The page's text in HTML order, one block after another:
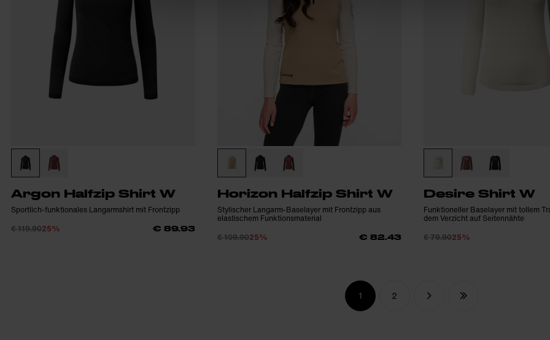
Argon Halfzip Shirt W
Sportlich-funktionales Langarmshirt mit Frontzipp
€ 119.9025% € 89.93
Horizon Halfzip Shirt W
Stylischer Langarm-Baselayer mit Frontzipp aus
elastischem Funktionsmaterial
€ 109.9025% € 82.43
Desire Shirt W
Funktioneller Baselayer mit tollem
dem Verzicht auf Seitennähte
€ 79.9025%
1 2